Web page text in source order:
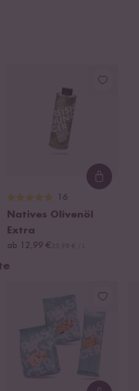
16
Natives Olivenöl
Extra
ab 12,99 €